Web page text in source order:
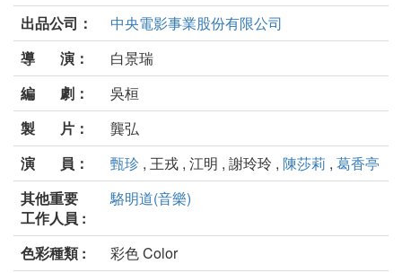
出品公司：
中央電影事業股份有限公司
導 演：
白景瑞
編 劇：
吳桓
製 片：
龔弘
演 員：
甄珍 , 王戎 , 江明 , 謝玲玲 , 陳莎莉 , 葛香亭
其他重要
工作人員 :
駱明道(音樂)
色彩種類 :
彩色 Color